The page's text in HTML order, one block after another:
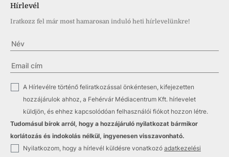
Hírlevél
Iratkozz fel már most hamarosan induló heti hírlevelünkre!
✓
A Hírlevélre történő feliratkozással önkéntesen, kifejezetten
hozzájárulok ahhoz, a Fehérvár Médiacentrum Kft. hírlevelet
küldjön, és ehhez kapcsolódóan felhasználói fiókot hozzon létre.
Tudomásul bírok arról, hogy a hozzájáruló nyilatkozat bármikor
korlátozás és indokolás nélkül, ingyenesen visszavonható.
✓ Nyilatkozom, hogy a hírlevél küldésre vonatkozó adatkezelési